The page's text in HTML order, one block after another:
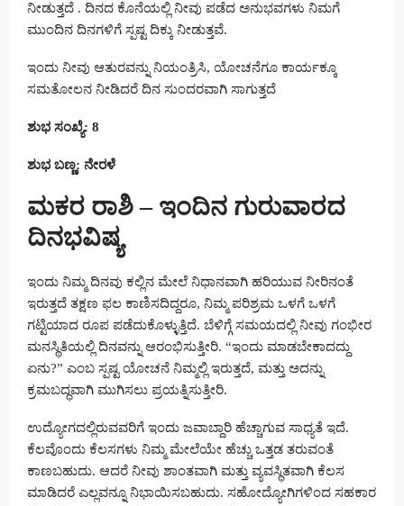
ನೀಡುತ್ತದೆ . ದಿನದ ಕೊನೆಯಲ್ಲಿ ನೀವು ಪಡೆದ ಅನುಭವಗಳು ನಿಮಗೆ
ಮುಂದಿನ ದಿನಗಳಿಗೆ ಸ್ಪಷ್ಟ ದಿಕ್ಕು ನೀಡುತ್ತವೆ.
ಇಂದು ನೀವು ಆತುರವನ್ನು ನಿಯಂತ್ರಿಸಿ, ಯೋಚನೆಗೂ ಕಾರ್ಯಕ್ಕೂ
ಸಮತೋಲನ ನೀಡಿದರೆ ದಿನ ಸುಂದರವಾಗಿ ಸಾಗುತ್ತದೆ
ಶುಭ ಸಂಖ್ಯೆ: 8
ಶುಭ ಬಣ್ಣ: ನೇರಳೆ
ಮಕರ ರಾಶಿ – ಇಂದಿನ ಗುರುವಾರದ
ದಿನಭವಿಷ್ಯ
ಇಂದು ನಿಮ್ಮ ದಿನವು ಕಲ್ಲಿನ ಮೇಲೆ ನಿಧಾನವಾಗಿ ಹರಿಯುವ ನೀರಿನಂತೆ
ಇರುತ್ತದೆ ತಕ್ಷಣ ಫಲ ಕಾಣಿಸದಿದ್ದರೂ, ನಿಮ್ಮ ಪರಿಶ್ರಮ ಒಳಗೆ ಒಳಗೆ
ಗಟ್ಟಿಯಾದ ರೂಪ ಪಡೆದುಕೊಳ್ಳುತ್ತಿದೆ. ಬೆಳಿಗ್ಗೆ ಸಮಯದಲ್ಲಿ ನೀವು ಗಂಭೀರ
ಮನಸ್ಥಿತಿಯಲ್ಲಿ ದಿನವನ್ನು ಆರಂಭಿಸುತ್ತೀರಿ. “ಇಂದು ಮಾಡಬೇಕಾದದ್ದು
ಏನು?” ಎಂಬ ಸ್ಪಷ್ಟ ಯೋಚನೆ ನಿಮ್ಮಲ್ಲಿ ಇರುತ್ತದೆ, ಮತ್ತು ಅದನ್ನು
ಕ್ರಮಬದ್ಧವಾಗಿ ಮುಗಿಸಲು ಪ್ರಯತ್ನಿಸುತ್ತೀರಿ.
ಉದ್ಯೋಗದಲ್ಲಿರುವವರಿಗೆ ಇಂದು ಜವಾಬ್ದಾರಿ ಹೆಚ್ಚಾಗುವ ಸಾಧ್ಯತೆ ಇದೆ.
ಕೆಲವೊಂದು ಕೆಲಸಗಳು ನಿಮ್ಮ ಮೇಲೆಯೇ ಹೆಚ್ಚು ಒತ್ತಡ ತರುವಂತೆ
ಕಾಣಬಹುದು. ಆದರೆ ನೀವು ಶಾಂತವಾಗಿ ಮತ್ತು ವ್ಯವಸ್ಥಿತವಾಗಿ ಕೆಲಸ
ಮಾಡಿದರೆ ಎಲ್ಲವನ್ನೂ ನಿಭಾಯಿಸಬಹುದು. ಸಹೋದ್ಯೋಗಿಗಳಿಂದ ಸಹಕಾರ